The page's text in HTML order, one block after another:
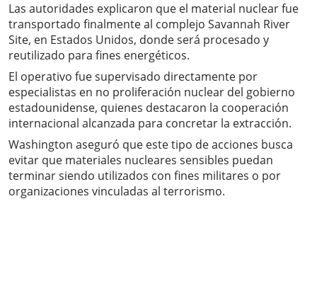
Las autoridades explicaron que el material nuclear fue
transportado finalmente al complejo Savannah River
Site, en Estados Unidos, donde será procesado y
reutilizado para fines energéticos.
El operativo fue supervisado directamente por
especialistas en no proliferación nuclear del gobierno
estadounidense, quienes destacaron la cooperación
internacional alcanzada para concretar la extracción.
Washington aseguró que este tipo de acciones busca
evitar que materiales nucleares sensibles puedan
terminar siendo utilizados con fines militares o por
organizaciones vinculadas al terrorismo.